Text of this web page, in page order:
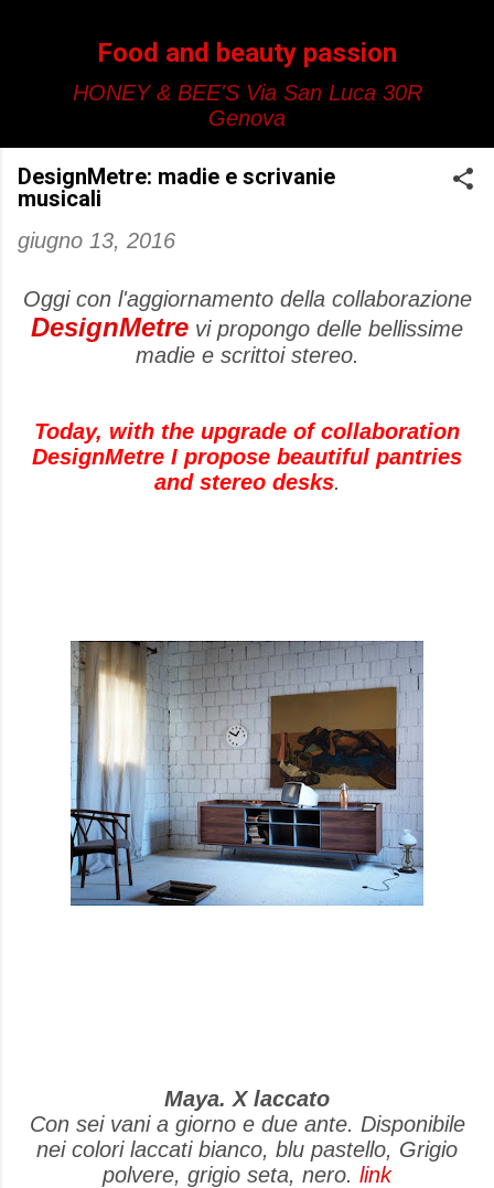
Food and beauty passion
HONEY & BEE'S Via San Luca 30R
Genova
DesignMetre: madie e scrivanie
musicali
giugno 13, 2016
Oggi con l'aggiornamento della collaborazione
DesignMetre vi propongo delle bellissime
madie e scrittoi stereo.
Today, with the upgrade of collaboration
DesignMetre I propose beautiful pantries
and stereo desks.
Maya. X laccato
Con sei vani a giorno e due ante. Disponibile
nei colori laccati bianco, blu pastello, Grigio
polvere, grigio seta, nero. link